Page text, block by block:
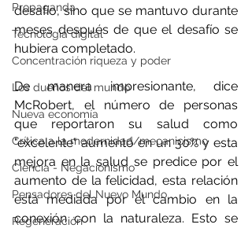
Propaganda
Tecnología digital
Concentración riqueza y poder
Los dueños del mundo
Nueva economía
Crítica a la modernidad/mecanicismo
Ciencia - Negacionismo
Pensadores del Nuevo Mundo
Regeneración
desafío, sino que se mantuvo durante
meses después de que el desafío se
hubiera completado.
De manera impresionante, dice
McRobert, el número de personas
que reportaron su salud como
"excelente" aumentó en un 30% y esta
mejora en la salud se predice por el
aumento de la felicidad, esta relación
está mediada por el cambio en la
conexión con la naturaleza. Esto se